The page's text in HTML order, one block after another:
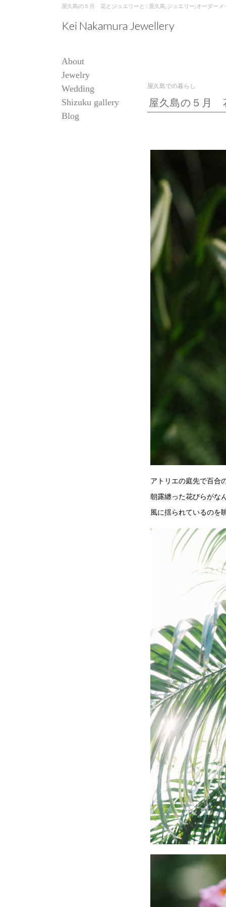
屋久島の５月 花とジュエリーと | 屋久島,ジュエリー,オーダーメ
Kei Nakamura Jewellery
About
Jewelry
Wedding
Shizuku gallery
Blog
屋久島での暮らし
屋久島の５月
アトリエの庭先で百合
朝露纏った花びらがな
風に揺られているのを